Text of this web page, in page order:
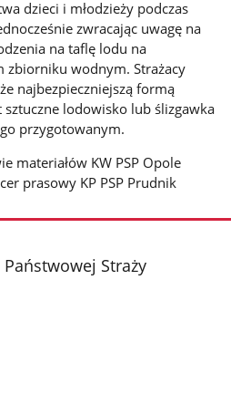
dzieci i młodzieży podczas
zwracając uwagę na
na taflę lodu na
zbiorniku wodnym. Strażacy
najbezpieczniejszą formą
lodowisko lub ślizgawka
przygotowanym.
materiałów KW PSP Opole
prasowy KP PSP Prudnik
Straży